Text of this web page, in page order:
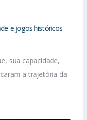
e jogos históricos
sua capacidade,
a trajetória da